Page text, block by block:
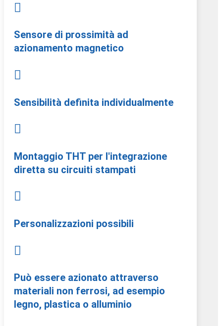

Sensore di prossimità ad
azionamento magnetico

Sensibilità definita individualmente

Montaggio THT per l'integrazione
diretta su circuiti stampati

Personalizzazioni possibili

Può essere azionato attraverso
materiali non ferrosi, ad esempio
legno, plastica o alluminio